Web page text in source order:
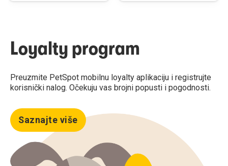
Loyalty program
Preuzmite PetSpot mobilnu loyalty aplikaciju i registrujte
korisnički nalog. Očekuju vas brojni popusti i pogodnosti.
Saznajte više